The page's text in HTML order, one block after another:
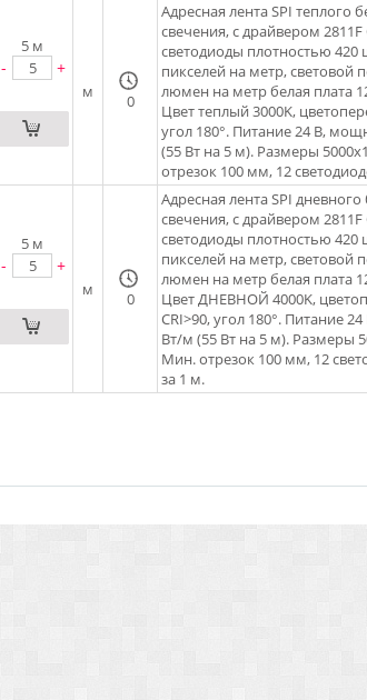
5 м
- +
м 0
Адресная лента SPI теплого
свечения, с драйвером 2811F
светодиоды плотностью 420
пикселей на метр, световой
люмен на метр белая плата
Цвет теплый 3000K,
угол 180°. Питание 24 В,
(55 Вт на 5 м). Размеры
отрезок 100 мм, 12
5 м
- +
м 0
Адресная лента SPI дневного
свечения, с драйвером 2811F
светодиоды плотностью 420
пикселей на метр, световой
люмен на метр белая плата
Цвет ДНЕВНОЙ 4000K,
CRI>90, угол 180°. Питание
Вт/м (55 Вт на 5 м). Размеры
Мин. отрезок 100 мм, 12
за 1 м.